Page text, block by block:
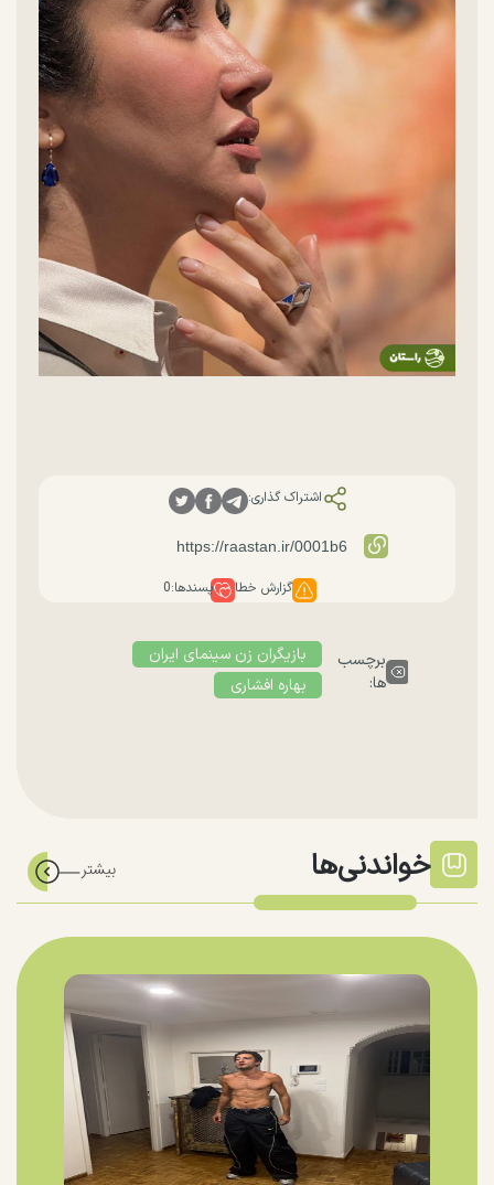
اشتراک گذاری:
گزارش خطا پسندها:0
برچسب
ها:
بازیگران زن سینمای ایران
بهاره افشاری
خواندنی‌ها